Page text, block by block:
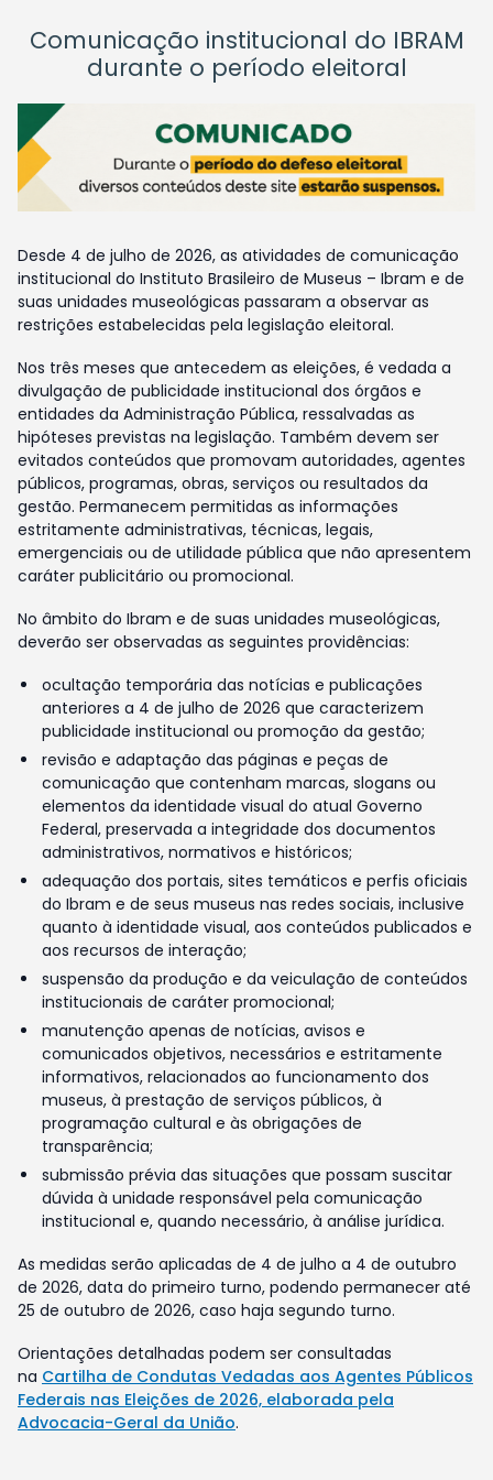
Comunicação institucional do IBRAM
durante o período eleitoral
Desde 4 de julho de 2026, as atividades de comunicação
institucional do Instituto Brasileiro de Museus – Ibram e de
suas unidades museológicas passaram a observar as
restrições estabelecidas pela legislação eleitoral.
Nos três meses que antecedem as eleições, é vedada a
divulgação de publicidade institucional dos órgãos e
entidades da Administração Pública, ressalvadas as
hipóteses previstas na legislação. Também devem ser
evitados conteúdos que promovam autoridades, agentes
públicos, programas, obras, serviços ou resultados da
gestão. Permanecem permitidas as informações
estritamente administrativas, técnicas, legais,
emergenciais ou de utilidade pública que não apresentem
caráter publicitário ou promocional.
No âmbito do Ibram e de suas unidades museológicas,
deverão ser observadas as seguintes providências:
ocultação temporária das notícias e publicações
anteriores a 4 de julho de 2026 que caracterizem
publicidade institucional ou promoção da gestão;
revisão e adaptação das páginas e peças de
comunicação que contenham marcas, slogans ou
elementos da identidade visual do atual Governo
Federal, preservada a integridade dos documentos
administrativos, normativos e históricos;
adequação dos portais, sites temáticos e perfis oficiais
do Ibram e de seus museus nas redes sociais, inclusive
quanto à identidade visual, aos conteúdos publicados e
aos recursos de interação;
suspensão da produção e da veiculação de conteúdos
institucionais de caráter promocional;
manutenção apenas de notícias, avisos e
comunicados objetivos, necessários e estritamente
informativos, relacionados ao funcionamento dos
museus, à prestação de serviços públicos, à
programação cultural e às obrigações de
transparência;
submissão prévia das situações que possam suscitar
dúvida à unidade responsável pela comunicação
institucional e, quando necessário, à análise jurídica.
As medidas serão aplicadas de 4 de julho a 4 de outubro
de 2026, data do primeiro turno, podendo permanecer até
25 de outubro de 2026, caso haja segundo turno.
Orientações detalhadas podem ser consultadas
na Cartilha de Condutas Vedadas aos Agentes Públicos
Federais nas Eleições de 2026, elaborada pela
Advocacia-Geral da União.